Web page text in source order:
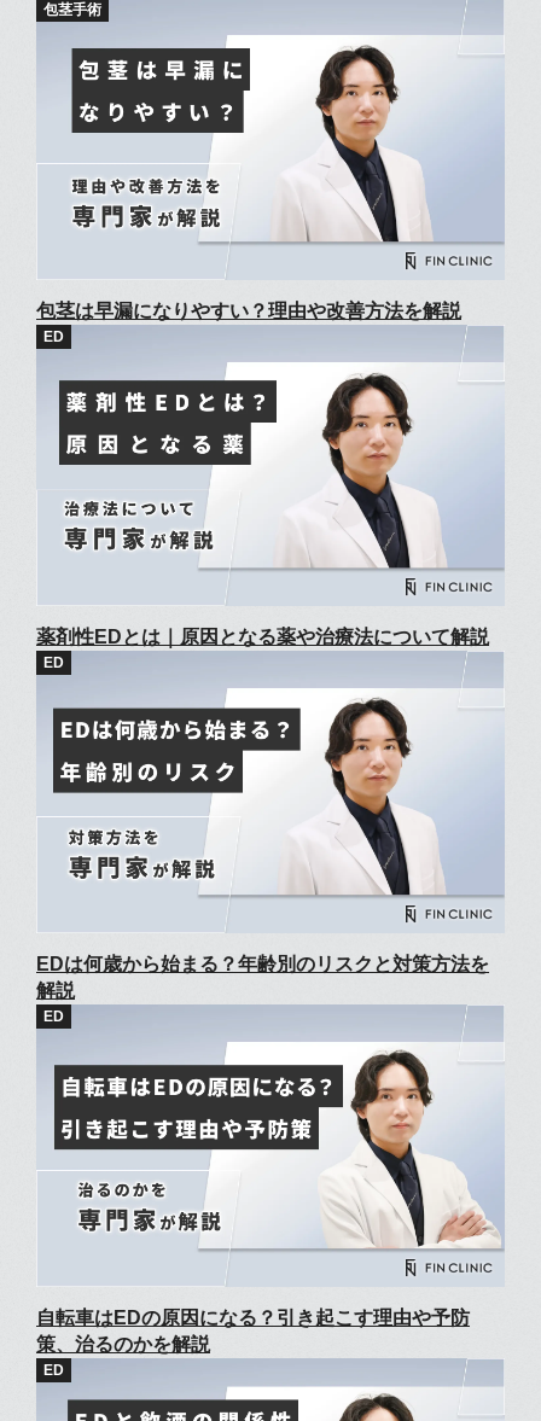
包茎は早漏になりやすい？理由や改善方法を解説
薬剤性EDとは｜原因となる薬や治療法について解説
EDは何歳から始まる？年齢別のリスクと対策方法を
解説
自転車はEDの原因になる？引き起こす理由や予防
策、治るのかを解説